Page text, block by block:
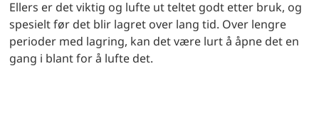
Ellers er det viktig og lufte ut teltet godt etter bruk, og
spesielt før det blir lagret over lang tid. Over lengre
perioder med lagring, kan det være lurt å åpne det en
gang i blant for å lufte det.